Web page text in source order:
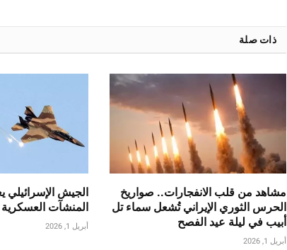
ذات صلة
مشاهد من قلب الانفجارات.. صواريخ
الحرس الثوري الإيراني تُشعل سماء تل
أبيب في ليلة عيد الفصح
أبريل 1, 2026
الجيش
المنشآت
أبريل 1, 2026